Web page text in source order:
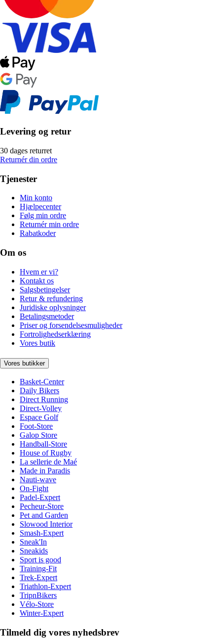
Levering og retur
30 dages returret
Returnér din ordre
Tjenester
Min konto
Hjælpecenter
Følg min ordre
Returnér min ordre
Rabatkoder
Om os
Hvem er vi?
Kontakt os
Salgsbetingelser
Retur & refundering
Juridiske oplysninger
Betalingsmetoder
Priser og forsendelsesmuligheder
Fortrolighedserklæring
Vores butik
Vores butikker
Basket-Center
Daily Bikers
Direct Running
Direct-Volley
Espace Golf
Foot-Store
Galop Store
Handball-Store
House of Rugby
La sellerie de Maé
Made in Paradis
Nauti-wave
On-Fight
Padel-Expert
Pecheur-Store
Pet and Garden
Slowood Interior
Smash-Expert
Sneak'In
Sneakids
Sport is good
Training-Fit
Trek-Expert
Triathlon-Expert
TripnBikers
Vélo-Store
Winter-Expert
Tilmeld dig vores nyhedsbrev